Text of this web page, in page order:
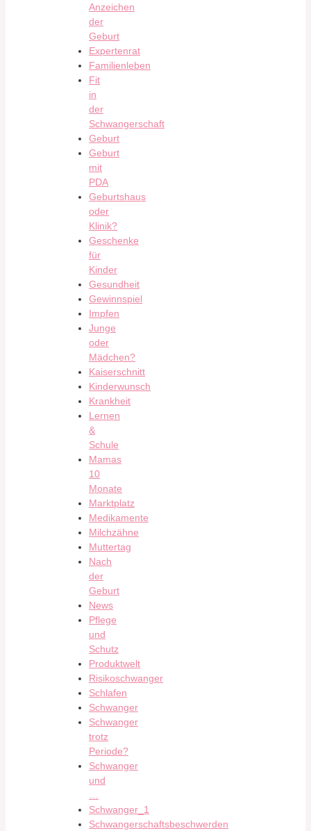
Anzeichen
der
Geburt
Expertenrat
Familienleben
Fit
in
der
Schwangerschaft
Geburt
Geburt
mit
PDA
Geburtshaus
oder
Klinik?
Geschenke
für
Kinder
Gesundheit
Gewinnspiel
Impfen
Junge
oder
Mädchen?
Kaiserschnitt
Kinderwunsch
Krankheit
Lernen
&
Schule
Mamas
10
Monate
Marktplatz
Medikamente
Milchzähne
Muttertag
Nach
der
Geburt
News
Pflege
und
Schutz
Produktwelt
Risikoschwanger
Schlafen
Schwanger
Schwanger
trotz
Periode?
Schwanger
und
Schwanger_1
Schwangerschaftsbeschwerden